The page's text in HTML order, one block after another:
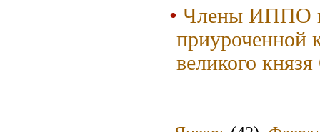
Члены ИППО
приуроченной
великого